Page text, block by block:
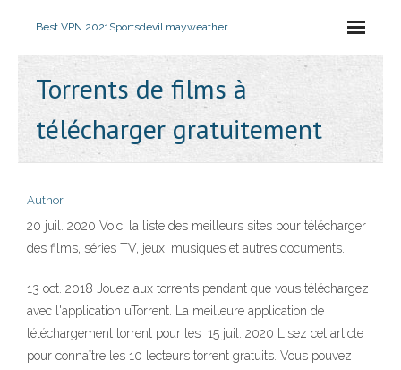
Best VPN 2021Sportsdevil mayweather
Torrents de films à
télécharger gratuitement
Author
20 juil. 2020 Voici la liste des meilleurs sites pour télécharger
des films, séries TV, jeux, musiques et autres documents.
13 oct. 2018 Jouez aux torrents pendant que vous téléchargez
avec l'application uTorrent. La meilleure application de
téléchargement torrent pour les 15 juil. 2020 Lisez cet article
pour connaître les 10 lecteurs torrent gratuits. Vous pouvez